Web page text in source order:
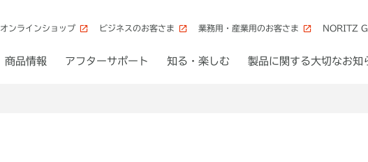
オンラインショップ ビジネスのお客さま 業務用・産業用のお客さま NORITZ
商品情報 アフターサポート 知る・楽しむ 製品に関する大切なお知